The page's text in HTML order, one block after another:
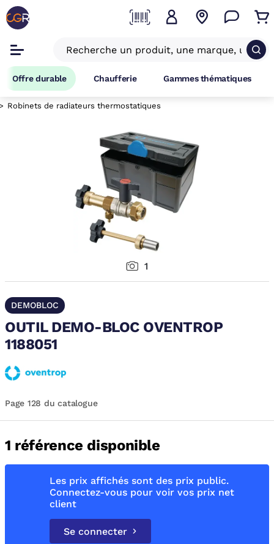
Offre durable Chaufferie Gammes thématiques
Robinets de radiateurs thermostatiques
1
DEMOBLOC
OUTIL DEMO-BLOC OVENTROP
1188051
Page 128 du catalogue
1 référence disponible
Les prix affichés sont des prix public.
Connectez-vous pour voir vos prix net
client
Se connecter